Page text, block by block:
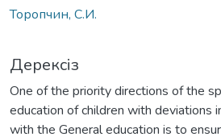
Торопчин, С.И.
Дерексіз
One of the priority directions of the
education of children with deviations
with the General education is to